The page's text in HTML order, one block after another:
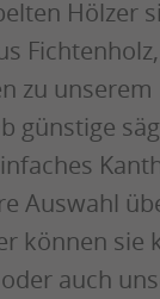
Hölzer
zu
günstige
Auswahl
können sie
auch